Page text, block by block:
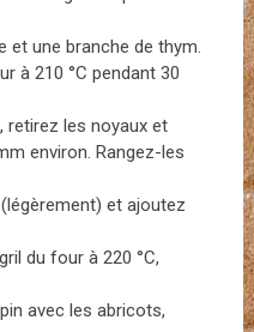
et une branche de thym.
à 210 °C pendant 30
les noyaux et
environ. Rangez-les
et ajoutez
du four à 220 °C,
avec les abricots,